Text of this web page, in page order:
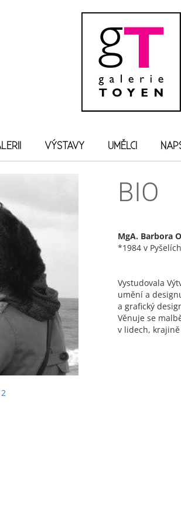
VÝSTAVY UMĚLCI
BIO
MgA. Barbora
*1984 v
Vystudovala
umění a
a grafický
Věnuje se
v lidech,